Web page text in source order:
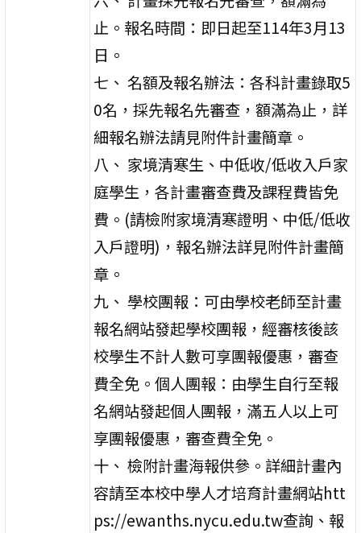
止。報名時間：即日起至114年3月13
日。
七、 名額及報名辦法：各科計畫錄取5
0名，採先報名先審查，額滿為止，詳
細報名辦法請見附件計畫簡章。
八、 家境清寒生、中低收/低收入戶家
庭學生，各計畫審查費及課程費皆免
費。(請檢附家境清寒證明、中低/低收
入戶證明)，報名辦法詳見附件計畫簡
章。
九、 學校團報：可由學校老師至計畫
報名網站發起學校團報，經審核後該
校學生不計人數可享團報優惠，審查
費全免。個人團報：由學生自行至報
名網站發起個人團報，滿五人以上可
享團報優惠，審查費全免。
十、 檢附計畫海報供參。詳細計畫內
容請至本校中學人才培育計畫網站htt
ps://ewanths.nycu.edu.tw查詢、報